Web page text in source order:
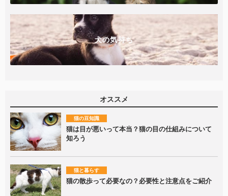
犬の気持ち
オススメ
猫の豆知識
猫は目が悪いって本当？猫の目の仕組みについて
知ろう
猫と暮らす
猫の散歩って必要なの？必要性と注意点をご紹介